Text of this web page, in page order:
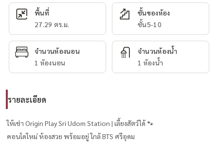
พื้นที่
27.29 ตร.ม.
ชั้นของห้อง
ชั้น5-10
จำนวนห้องนอน
1 ห้องนอน
จำนวนห้องน้ำ
1 ห้องน้ำ
รายละเอียด
ให้เช่า Origin Play Sri Udom Station | เลี้ยงสัตว์ได้ 🐾
คอนโดใหม่ ห้องสวย พร้อมอยู่ ใกล้ BTS ศรีอุดม